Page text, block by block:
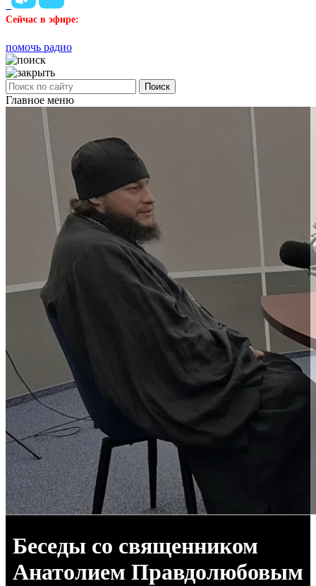
Сейчас в эфире:
помочь радио
Поиск
Главное меню
Беседы со священником
Анатолием Правдолюбовым